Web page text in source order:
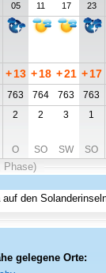
05 11 17 23
+ 13 + 18 +21 + 17
763 764 763 763
2 2 3 1
O SO SW SO
Phase)
auf den
gelegene Orte: